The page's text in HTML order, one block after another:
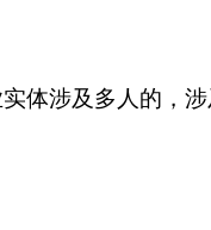
体涉及多人的，